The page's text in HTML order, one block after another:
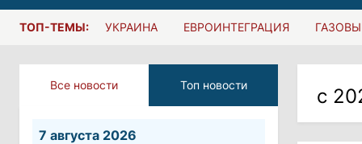
ТОП-ТЕМЫ: УКРАИНА ЕВРОИНТЕГРАЦИЯ
Все новости Топ новости
7 августа 2026
с